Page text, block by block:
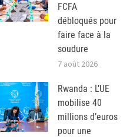
FCFA
débloqués pour
faire face à la
soudure
7 août 2026
Rwanda : L’UE
mobilise 40
millions d’euros
pour une